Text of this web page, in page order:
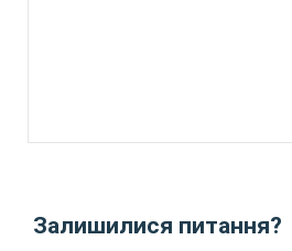
Залишилися питання?